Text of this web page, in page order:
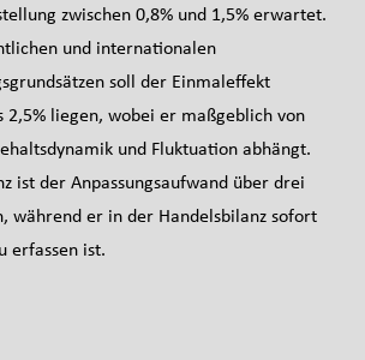
zwischen 0,8% und 1,5% erwartet.
und internationalen
soll der Einmaleffekt
2,5% liegen, wobei er maßgeblich von
und Fluktuation abhängt.
ist der Anpassungsaufwand über drei
während er in der Handelsbilanz sofort
erfassen ist.